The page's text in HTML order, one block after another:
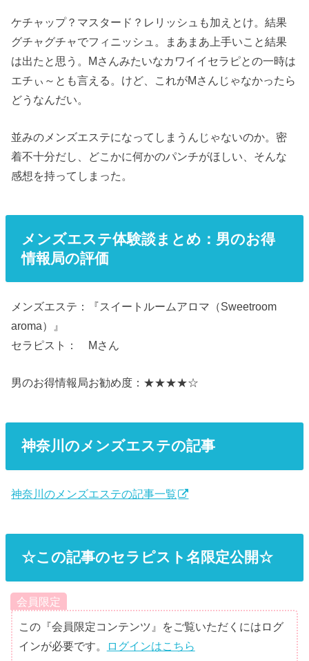
ケチャップ？マスタード？レリッシュも加えとけ。結果
グチャグチャでフィニッシュ。まあまあ上手いこと結果
は出たと思う。Mさんみたいなカワイイセラピとの一時は
エチぃ～とも言える。けど、これがMさんじゃなかったら
どうなんだい。
並みのメンズエステになってしまうんじゃないのか。密
着不十分だし、どこかに何かのパンチがほしい、そんな
感想を持ってしまった。
メンズエステ体験談まとめ：男のお得
情報局の評価
メンズエステ：『スイートルームアロマ（Sweetroom
aroma）』
セラピスト： Mさん
男のお得情報局お勧め度：★★★★☆
神奈川のメンズエステの記事
神奈川のメンズエステの記事一覧
☆この記事のセラピスト名限定公開☆
会員限定
この『会員限定コンテンツ』をご覧いただくにはログ
インが必要です。
ログインはこちら